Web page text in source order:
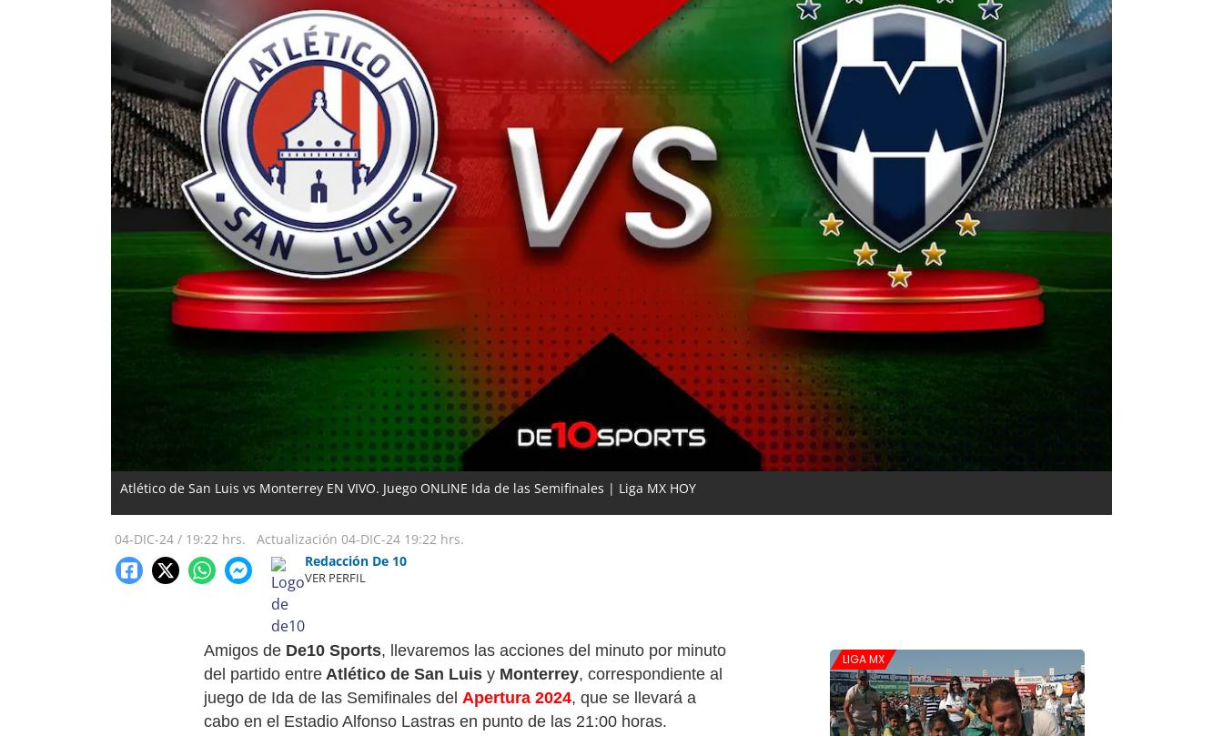
Atlético de San Luis vs Monterrey EN VIVO. Juego ONLINE Ida de las Semifinales | Liga MX HOY
04-DIC-24 / 19:22 hrs. Actualización 04-DIC-24 19:22 hrs.
Redacción De 10
VER PERFIL
Amigos de De10 Sports, llevaremos las acciones del minuto por minuto
del partido entre Atlético de San Luis y Monterrey, correspondiente al
juego de Ida de las Semifinales del Apertura 2024, que se llevará a
cabo en el Estadio Alfonso Lastras en punto de las 21:00 horas.
LIGA MX